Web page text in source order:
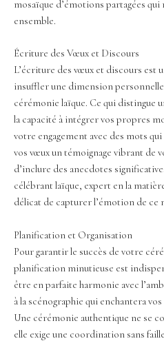
mosaïque d’émotions partagées
ensemble.
Écriture des Vœux et Discours
L’écriture des vœux et discours est
insuffler une dimension
cérémonie laïque. Ce qui distingue
la capacité à intégrer vos propres
votre engagement avec des mots
vos vœux un témoignage vibrant de
d’inclure des anecdotes
célébrant laïque, expert en la
délicat de capturer l’émotion de ce
Planification et Organisation
Pour garantir le succès de votre
planification minutieuse est
être en parfaite harmonie avec
à la scénographie qui enchantera
Une cérémonie authentique ne se
elle exige une coordination sans